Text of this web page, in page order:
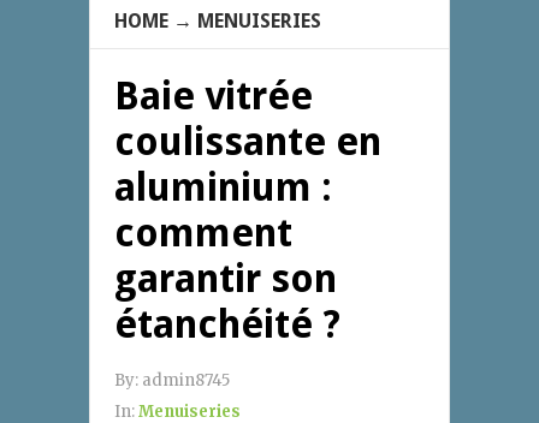
HOME → MENUISERIES
Baie vitrée
coulissante en
aluminium :
comment
garantir son
étanchéité ?
By: admin8745
In:Menuiseries